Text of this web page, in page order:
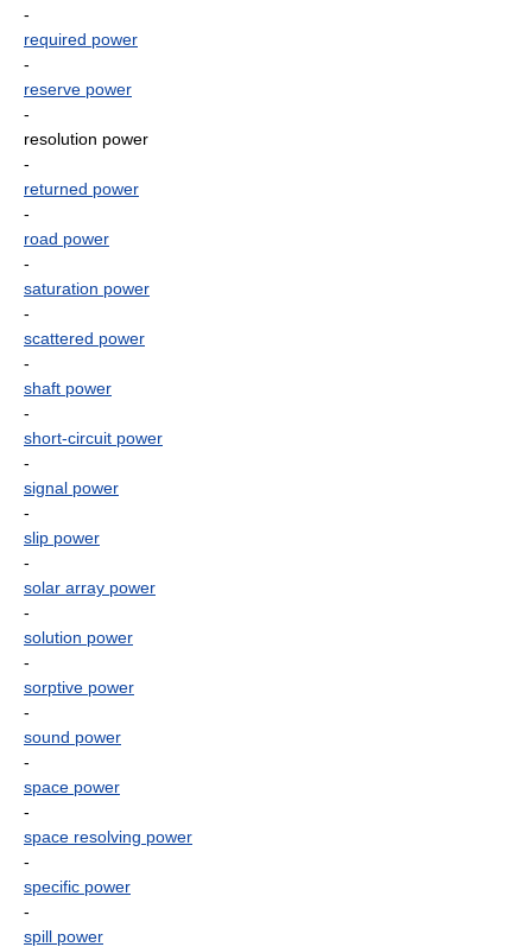
-
required power
-
reserve power
-
resolution power
-
returned power
-
road power
-
saturation power
-
scattered power
-
shaft power
-
short-circuit power
-
signal power
-
slip power
-
solar array power
-
solution power
-
sorptive power
-
sound power
-
space power
-
space resolving power
-
specific power
-
spill power